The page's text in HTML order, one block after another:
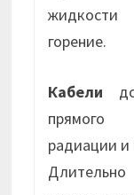
горение.
Кабели
прямого
радиации и